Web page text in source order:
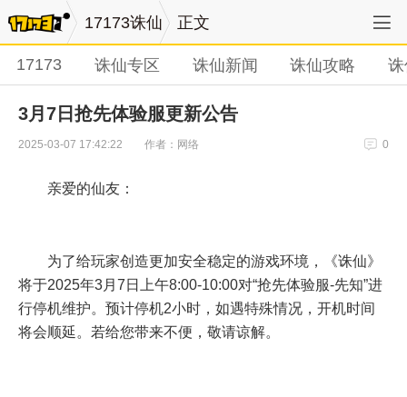
17173诛仙 正文
17173 诛仙专区 诛仙新闻 诛仙攻略
3月7日抢先体验服更新公告
2025-03-07 17:42:22 作者：网络 0
亲爱的仙友：
为了给玩家创造更加安全稳定的游戏环境，《诛仙》
将于2025年3月7日上午8:00-10:00对“抢先体验服-先知”进
行停机维护。预计停机2小时，如遇特殊情况，开机时间
将会顺延。若给您带来不便，敬请谅解。